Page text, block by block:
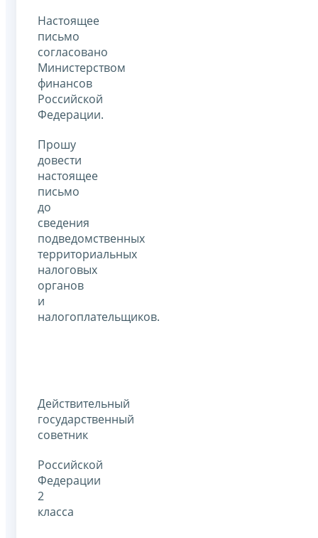
Настоящее
письмо
согласовано
Министерством
финансов
Российской
Федерации.
Прошу
довести
настоящее
письмо
до
сведения
подведомственных
территориальных
налоговых
органов
и
налогоплательщиков.
Действительный
государственный
советник
Российской
Федерации
2
класса